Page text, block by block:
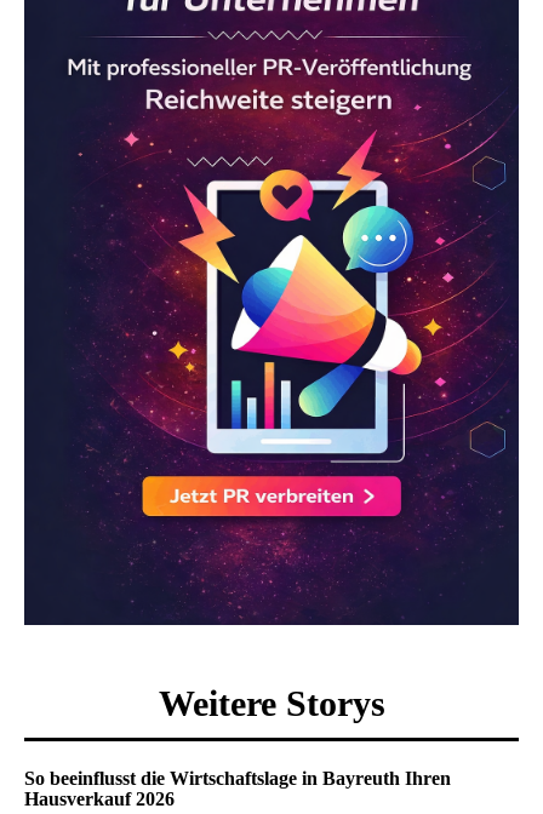
Weitere Storys
So beeinflusst die Wirtschaftslage in Bayreuth Ihren
Hausverkauf 2026